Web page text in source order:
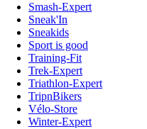
Smash-Expert
Sneak'In
Sneakids
Sport is good
Training-Fit
Trek-Expert
Triathlon-Expert
TripnBikers
Vélo-Store
Winter-Expert